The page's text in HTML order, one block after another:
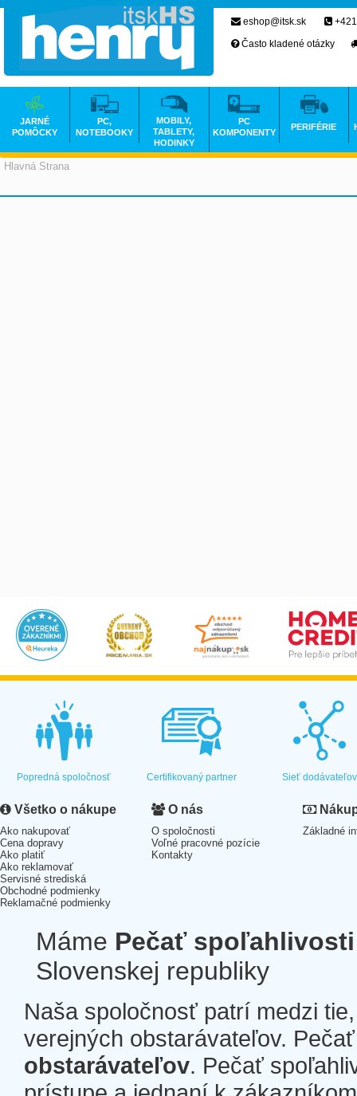
Hlavná Strana
eshop@itsk.sk
Často kladené otázky
JARNÉ
POMÔCKY
PC,
NOTEBOOKY
MOBILY,
TABLETY,
HODINKY
PC
KOMPONENTY
PERIFÉRIE
Popredná spoločnosť Certifikovaný partner Sieť dodávateľov
Všetko o nákupe
Ako nakupovať
Cena dopravy
Ako platiť
Ako reklamovať
Servisné strediská
Obchodné podmienky
Reklamačné podmienky
O nás
O spoločnosti
Voľné pracovné pozície
Kontakty
Základné
Máme Pečať spoľahlivosti
Slovenskej republiky
Naša spoločnosť patrí medzi
verejných obstarávateľov.
obstarávateľov. Pečať